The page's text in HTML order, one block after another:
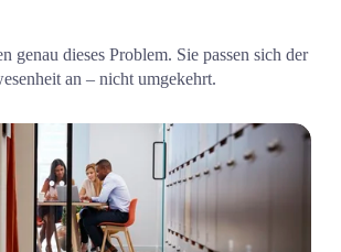
genau dieses Problem. Sie passen sich der
an – nicht umgekehrt.